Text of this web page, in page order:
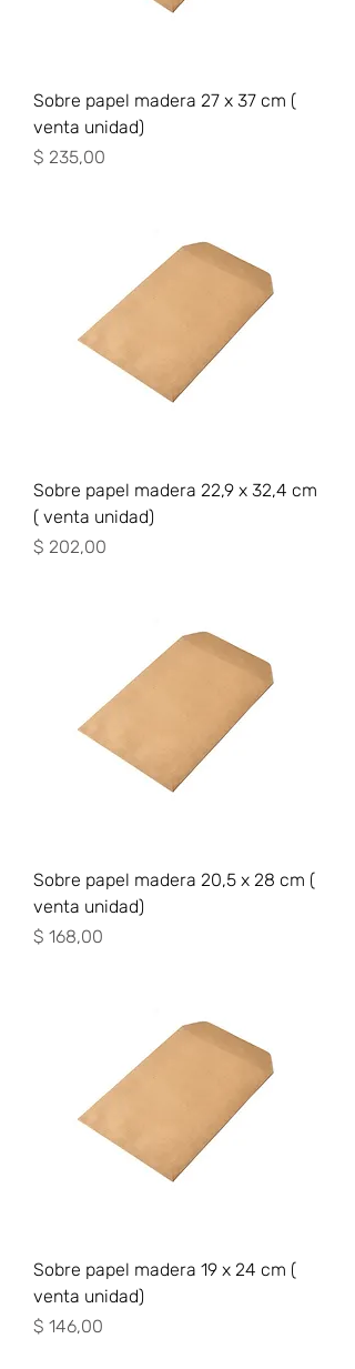
Sobre papel madera 27 x 37 cm (
venta unidad)
Precio
$ 235,00
Sobre papel madera 22,9 x 32,4 cm
( venta unidad)
Precio
$ 202,00
Sobre papel madera 20,5 x 28 cm (
venta unidad)
Precio
$ 168,00
Sobre papel madera 19 x 24 cm (
venta unidad)
Precio
$ 146,00